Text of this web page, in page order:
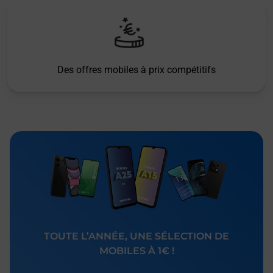
Des offres mobiles à prix compétitifs
TOUTE L’ANNÉE, UNE SÉLECTION DE
MOBILES À 1€ !